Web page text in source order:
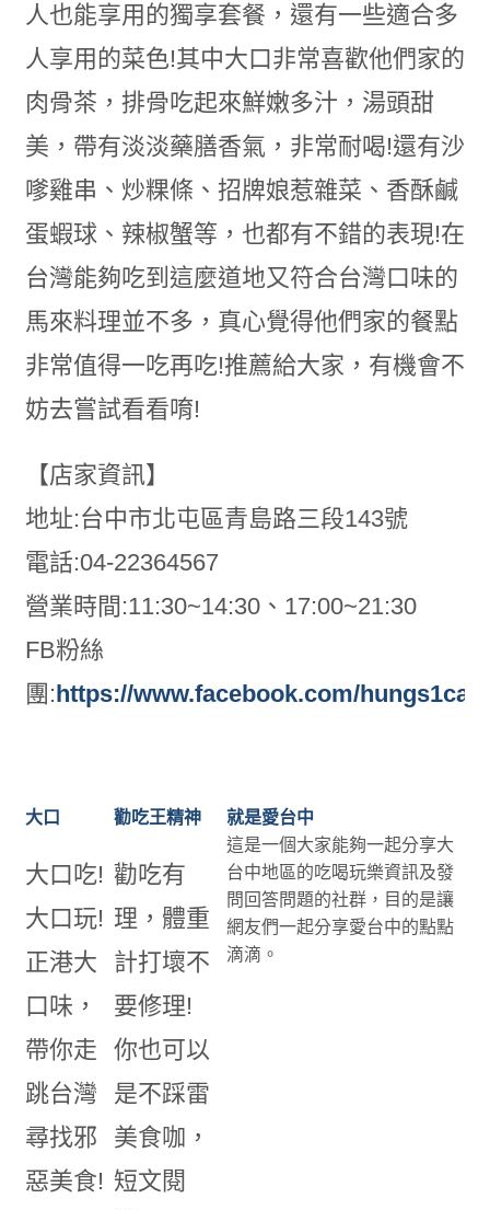
人也能享用的獨享套餐，還有一些適合多
人享用的菜色!其中大口非常喜歡他們家的
肉骨茶，排骨吃起來鮮嫩多汁，湯頭甜
美，帶有淡淡藥膳香氣，非常耐喝!還有沙
嗲雞串、炒粿條、招牌娘惹雜菜、香酥鹹
蛋蝦球、辣椒蟹等，也都有不錯的表現!在
台灣能夠吃到這麼道地又符合台灣口味的
馬來料理並不多，真心覺得他們家的餐點
非常值得一吃再吃!推薦給大家，有機會不
妨去嘗試看看唷!
【店家資訊】
地址:台中市北屯區青島路三段143號
電話:04-22364567
營業時間:11:30~14:30、17:00~21:30
FB粉絲
團:https://www.facebook.com/
大口
大口吃!
大口玩!
正港大
口味，
帶你走
跳台灣
尋找邪
惡美食!
勸吃王精神
勸吃有
理，體重
計打壞不
要修理!
你也可以
是不踩雷
美食咖，
短文閱
就是愛台中
這是一個大家能夠一起分享大
台中地區的吃喝玩樂資訊及發
問回答問題的社群，目的是讓
網友們一起分享愛台中的點點
滴滴。